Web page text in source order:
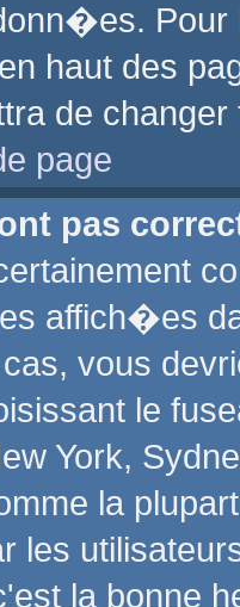
haut des
de
page
pas
affich�es
vous
le
York,
la
les
la bonne